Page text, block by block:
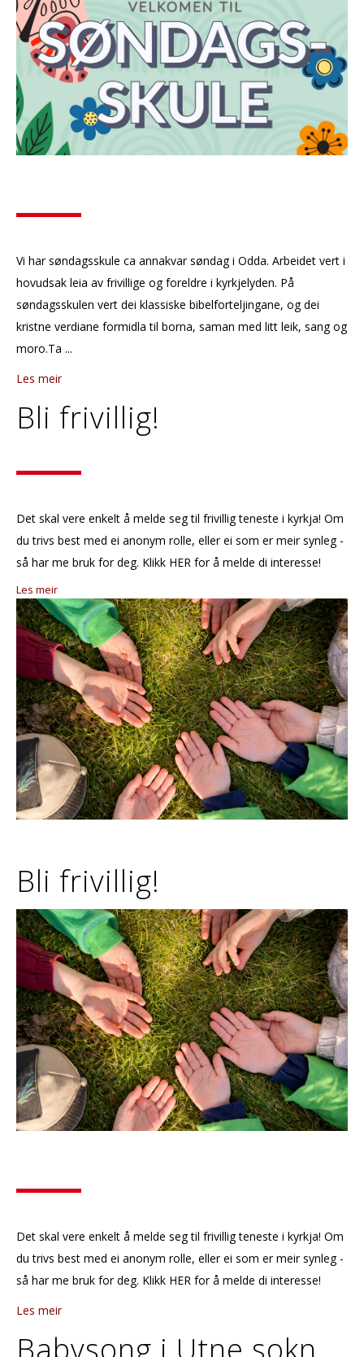
Vi har søndagsskule ca annakvar søndag i Odda. Arbeidet vert i
hovudsak leia av frivillige og foreldre i kyrkjelyden. På
søndagsskulen vert dei klassiske bibelforteljingane, og dei
kristne verdiane formidla til borna, saman med litt leik, sang og
moro.Ta ...
Les meir
Bli frivillig!
Det skal vere enkelt å melde seg til frivillig teneste i kyrkja! Om
du trivs best med ei anonym rolle, eller ei som er meir synleg -
så har me bruk for deg. Klikk HER for å melde di interesse!
Les meir
Bli frivillig!
Det skal vere enkelt å melde seg til frivillig teneste i kyrkja! Om
du trivs best med ei anonym rolle, eller ei som er meir synleg -
så har me bruk for deg. Klikk HER for å melde di interesse!
Les meir
Babysong i Utne sokn